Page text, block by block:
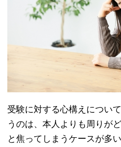
受験に対する心構えについ
うのは、本人よりも周りが
と焦ってしまうケースが多い